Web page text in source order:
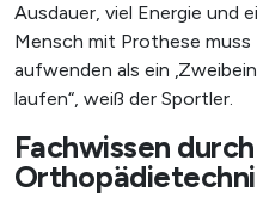
Ausdauer, viel Energie und
Mensch mit Prothese
aufwenden als ein
laufen“, weiß der Sportler.
Fachwissen